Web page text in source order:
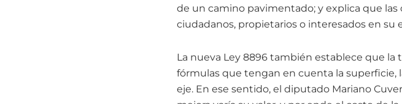
de un camino pavimentado; y explica que las
ciudadanos, propietarios o interesados en su
La nueva Ley 8896 también establece que
fórmulas que tengan en cuenta la superficie,
eje. En ese sentido, el diputado Mariano